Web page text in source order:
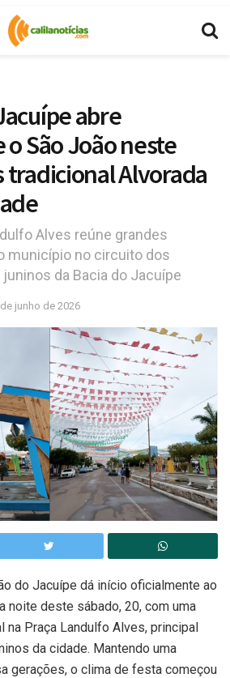
abre
São João neste
tradicional Alvorada
Alves reúne grandes
município no circuito dos
da Bacia do Jacuípe
junho de 2026
do Jacuípe dá início oficialmente ao
noite deste sábado, 20, com uma
na Praça Landulfo Alves, principal
da cidade. Mantendo uma
gerações, o clima de festa começou